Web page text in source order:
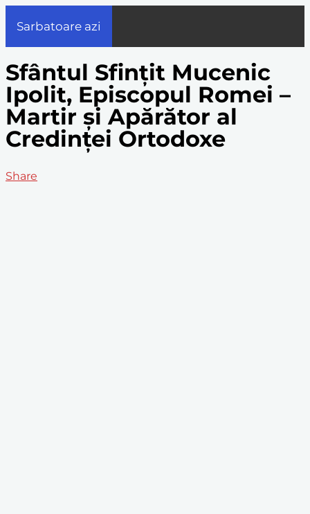
Sarbatoare azi
Sfântul Sfințit Mucenic
Ipolit, Episcopul Romei –
Martir și Apărător al
Credinței Ortodoxe
Share